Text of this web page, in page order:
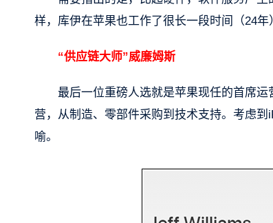
样，库伊在苹果也工作了很长一段时间（24
“供应链大师”威廉姆斯
最后一位重磅人选就是苹果现任的首席
营，从制造、零部件采购到技术支持。考虑
喻。